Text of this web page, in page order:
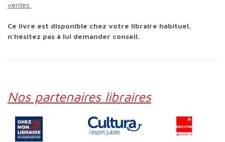
ventes.
Ce livre est disponible chez votre libraire habituel,
n'hésitez pas à lui demander conseil.
Nos partenaires libraires